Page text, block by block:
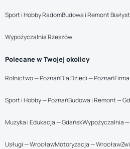
Sport i Hobby RadomBudowa i Remont
Wypożyczalnia Rzeszów
Polecane w Twojej okolicy
Rolnictwo — PoznańDla Dzieci — Poznań
Sport i Hobby — PoznańBudowa i Remont —
Muzyka i Edukacja — GdańskWypożyczalnia
Usługi — WrocławMotoryzacja — Wrocław